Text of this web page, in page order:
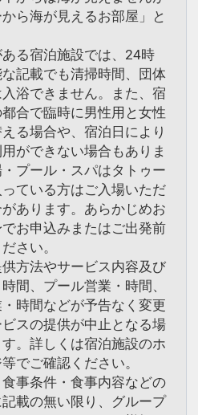
ら海が見えるお部屋」と
ある宿泊施設では、24時
記載でも清掃時間、団体
浴できません。また、宿
合で臨時に男性用と女性
る場合や、宿泊日により
ができない場合もありま
プール・スパはタトゥー
ている方はご入場いただ
あります。あらかじめお
お申込みまたはご出発前
さい。
供方法やサービス内容及び
間、プール営業・時間、
時間などが予告なく変更
ビスの提供が中止となる場
。詳しくは宿泊施設のホ
でご確認ください。
食事条件・食事内容などの
載の無い限り、グループ